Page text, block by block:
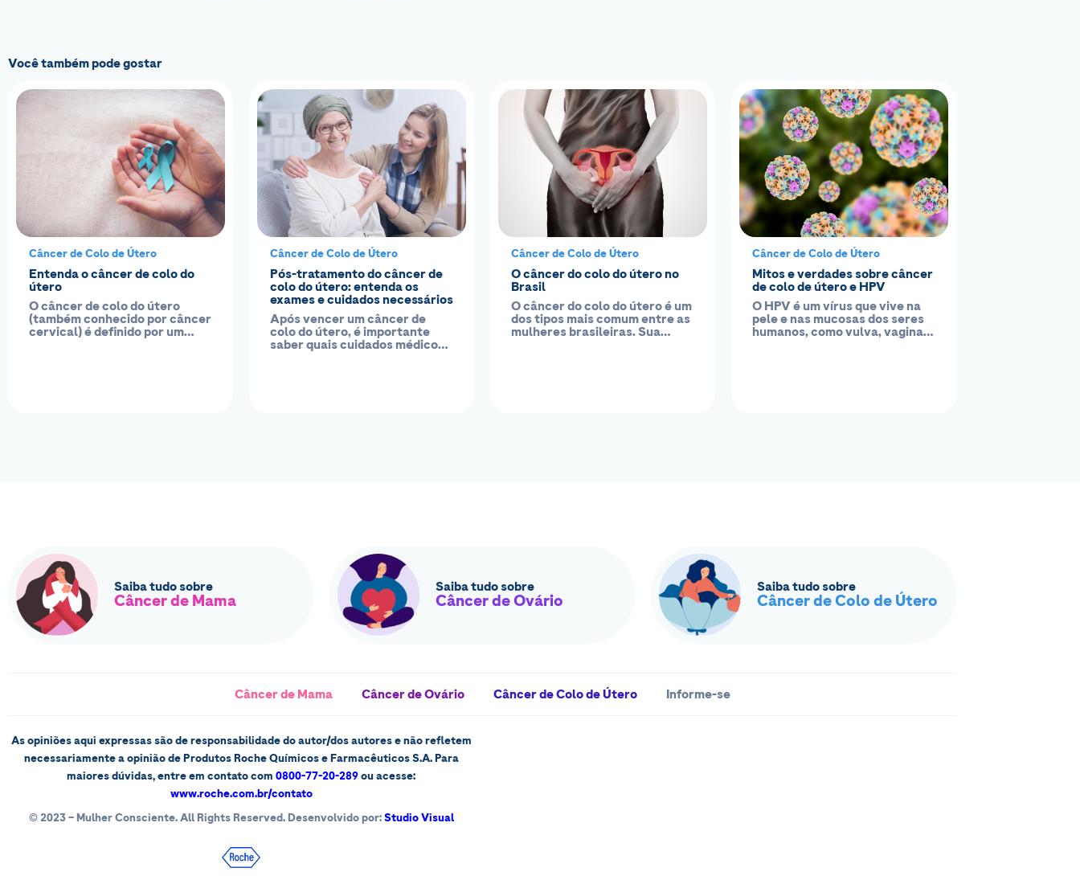
Você também pode gostar
Câncer de Colo de Útero
Entenda o câncer de colo do
útero
O câncer de colo do útero
(também conhecido por câncer
cervical) é definido por um
Câncer de Colo de Útero
Pós-tratamento do câncer de
colo do útero: entenda os
exames e cuidados necessários
Após vencer um câncer de
colo do útero, é importante
saber quais cuidados médicos
Câncer de Colo de Útero
O câncer do colo do útero no
Brasil
O câncer do colo do útero é um
dos tipos mais comum entre as
mulheres brasileiras. Sua
Câncer de Colo de Útero
Mitos e verdades sobre câncer
de colo de útero e HPV
O HPV é um vírus que vive na
pele e nas mucosas dos seres
humanos, como vulva, vagina,
Saiba tudo sobre
Câncer de Mama
Saiba tudo sobre
Câncer de Ovário
Saiba tudo sobre
Câncer de Colo de Útero
Câncer de Mama Câncer de Ovário Câncer de Colo de Útero Informe-se
As opiniões aqui expressas são de responsabilidade do autor/dos autores e não refletem
necessariamente a opinião de Produtos Roche Químicos e Farmacêuticos S.A. Para
maiores dúvidas, entre em contato com 0800-77-20-289ou acesse:
www.roche.com.br/contato
© 2023 – Mulher Consciente. All Rights Reserved. Desenvolvido por:Studio Visual